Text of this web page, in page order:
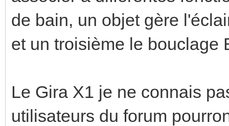
de bain, un objet gère
et un troisième le bouclage
Le Gira X1 je ne connais
utilisateurs du forum